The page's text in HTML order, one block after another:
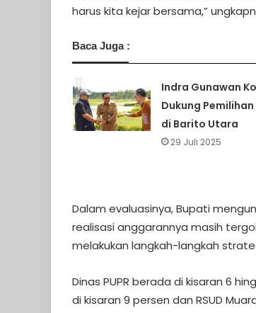
harus kita kejar bersama,”
Baca Juga :
Indra Gunawan
Dukung
di Barito Utara
29 Juli 2025
Dalam evaluasinya, Bupati
realisasi anggarannya masih
melakukan langkah-langkah
Dinas PUPR berada di kisaran 6
di kisaran 9 persen dan RSUD